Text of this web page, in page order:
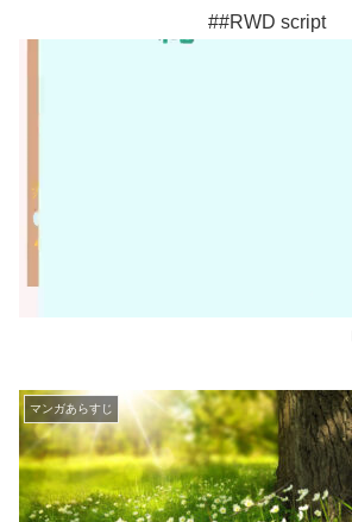
##RWD script
マンガあらすじ